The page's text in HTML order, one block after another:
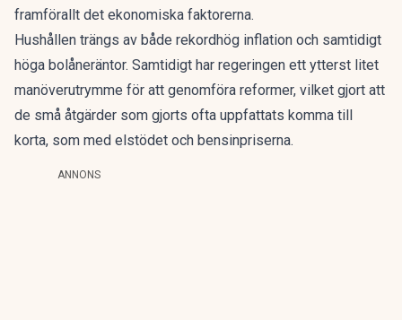
framförallt det ekonomiska faktorerna.
Hushållen trängs av både rekordhög inflation och samtidigt
höga bolåneräntor. Samtidigt har regeringen ett ytterst litet
manöverutrymme för att genomföra reformer, vilket gjort att
de små åtgärder som gjorts ofta uppfattats komma till
korta, som med elstödet och bensinpriserna.
ANNONS